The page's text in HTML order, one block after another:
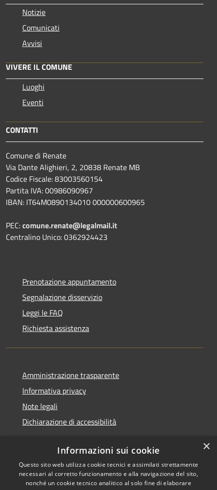
Notizie
Comunicati
Avvisi
VIVERE IL COMUNE
Luoghi
Eventi
CONTATTI
Comune di Renate
Via Dante Alighieri, 2, 20838 Renate MB
Codice Fiscale: 83003560154
Partita IVA: 00986090967
IBAN: IT64M0890134010 000000600965
PEC:comune.renate@legalmail.it
Centralino Unico: 0362924423
Prenotazione appuntamento
Segnalazione disservizio
Leggi le FAQ
Richiesta assistenza
Amministrazione trasparente
Informativa privacy
Note legali
Dichiarazione di accessibilità
RSS
Accessibilità
Copyright © 2026 • Comune di
Renate • Powered by
×
Informazioni sui cookie
Questo sito web utilizza cookie tecnici e assimilati strettamente
necessari al corretto funzionamento e alla navigazione del sito,
nonché un cookie tecnico analitico al solo fine di elaborare